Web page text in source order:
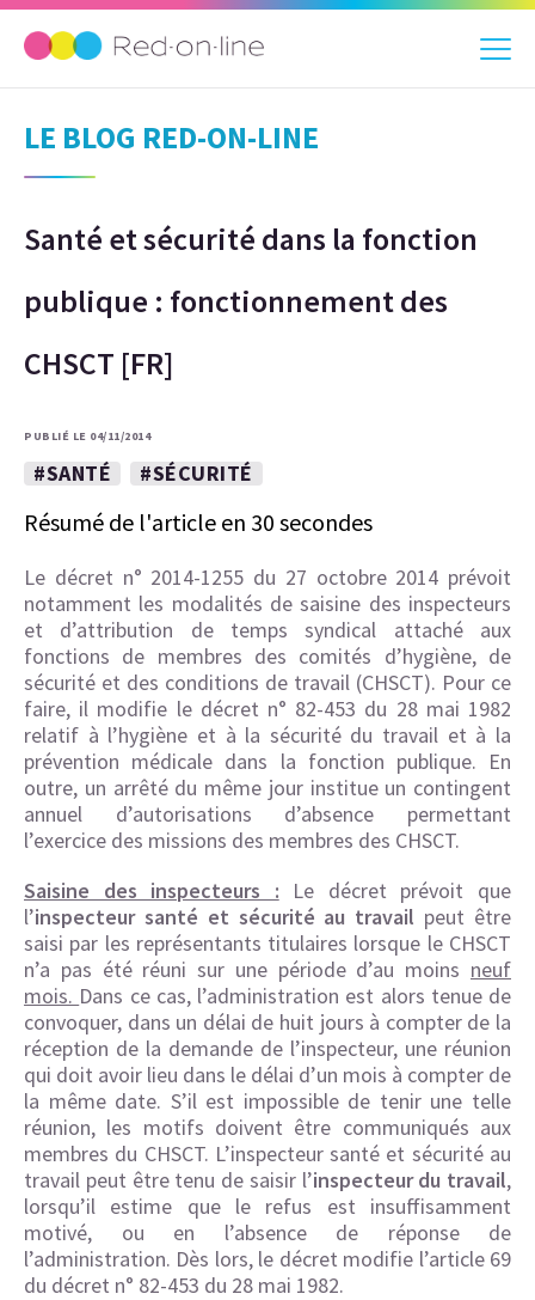
LE BLOG RED-ON-LINE
Santé et sécurité dans la fonction
publique : fonctionnement des
CHSCT [FR]
PUBLIÉ LE 04/11/2014
#SANTÉ #SÉCURITÉ
Résumé de l'article en 30 secondes
Le décret n° 2014-1255 du 27 octobre 2014 prévoit
notamment les modalités de saisine des inspecteurs
et d’attribution de temps syndical attaché aux
fonctions de membres des comités d’hygiène, de
sécurité et des conditions de travail (CHSCT). Pour ce
faire, il modifie le décret n° 82-453 du 28 mai 1982
relatif à l’hygiène et à la sécurité du travail et à la
prévention médicale dans la fonction publique. En
outre, un arrêté du même jour institue un contingent
annuel d’autorisations d’absence permettant
l’exercice des missions des membres des CHSCT.
Saisine des inspecteurs : Le décret prévoit que
l’inspecteur santé et sécurité au travail peut être
saisi par les représentants titulaires lorsque le CHSCT
n’a pas été réuni sur une période d’au moins neuf
mois. Dans ce cas, l’administration est alors tenue de
convoquer, dans un délai de huit jours à compter de la
réception de la demande de l’inspecteur, une réunion
qui doit avoir lieu dans le délai d’un mois à compter de
la même date. S’il est impossible de tenir une telle
réunion, les motifs doivent être communiqués aux
membres du CHSCT. L’inspecteur santé et sécurité au
travail peut être tenu de saisir l’inspecteur du travail,
lorsqu’il estime que le refus est insuffisamment
motivé, ou en l’absence de réponse de
l’administration. Dès lors, le décret modifie l’article 69
du décret n° 82-453 du 28 mai 1982.